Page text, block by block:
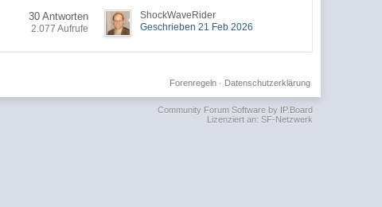
30 Antworten
2.077 Aufrufe
ShockWaveRider
Geschrieben 21 Feb 2026
Datenschutzerklärung
Forenregeln·
Community Forum Software by IP.Board
Lizenziert an: SF-Netzwerk